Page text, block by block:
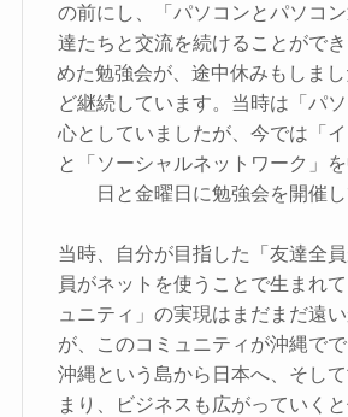
の前にし、「パソコンとパソコ
達たちと交流を続けることがで
めた勉強会が、途中休みもしま
ど継続しています。当時は「パ
心としていましたが、今では「イ
と「ソーシャルネットワーク」
日と金曜日に勉強会を開催し
当時、自分が目指した「友達全
員がネットを使うことで生まれ
ュニティ」の実現はまだまだ遠
が、このコミュニティが沖縄でで
沖縄という島から日本へ、そし
まり、ビジネスも広がっていく